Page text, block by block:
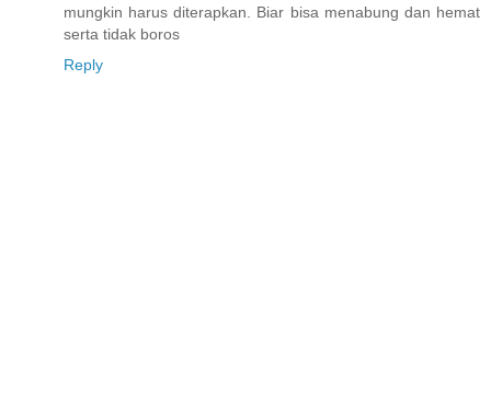
mungkin harus diterapkan. Biar bisa menabung dan hemat
serta tidak boros
Reply